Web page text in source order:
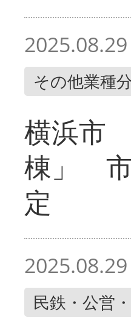
2025.08.29
その他業種
横浜市
棟」 市
定
2025.08.29
民鉄・公営